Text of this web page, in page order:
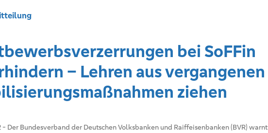
bei SoFFin
– Lehren aus vergangenen
ziehen
- Der Bundesverband der Deutschen Volksbanken und Raiffeisenbanken (BVR) warnt